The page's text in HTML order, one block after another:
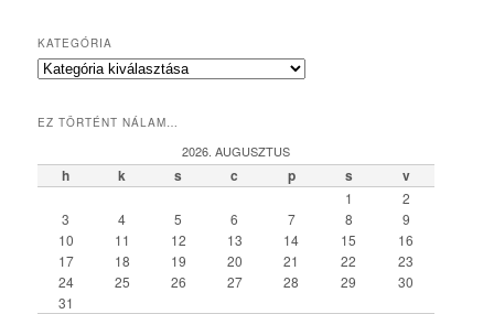
KATEGÓRIA
K
e
r
EZ TÖRTÉNT NÁLAM…
2026. AUGUSZTUS
h k s c p s v
1
2
3
4 5 6 7 8
9
10
11 12 13 14 15
16
17
18 19 20 21 22
23
24
25 26 27 28 29
30
31